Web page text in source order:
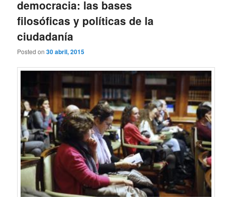
democracia: las bases
filosóficas y políticas de la
ciudadanía
Posted on30 abril, 2015